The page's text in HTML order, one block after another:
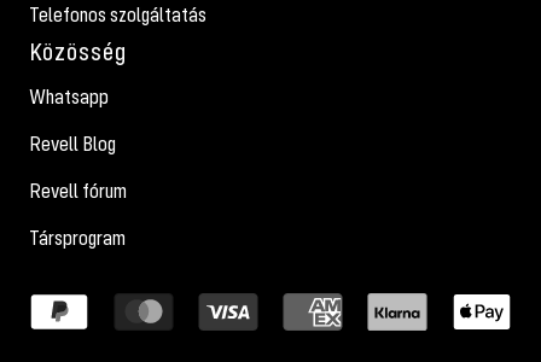
Telefonos szolgáltatás
Közösség
Whatsapp
Revell Blog
Revell fórum
Társprogram